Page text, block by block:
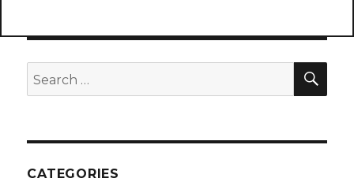
Search
for:
CATEGORIES